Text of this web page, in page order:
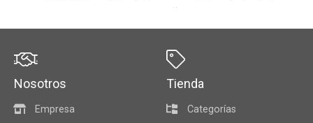
Nosotros
Empresa
Tienda
Categorías